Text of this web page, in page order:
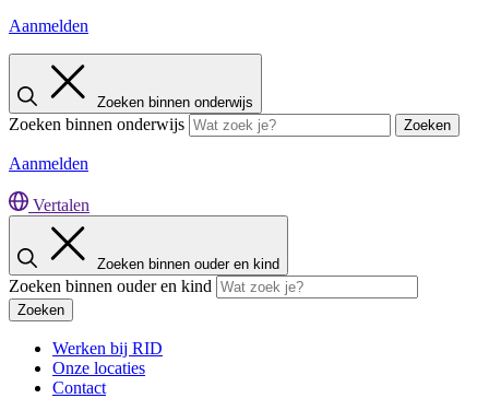
Aanmelden
Zoeken binnen onderwijs
Zoeken binnen onderwijs Zoeken
Aanmelden
Vertalen
Zoeken binnen ouder en kind
Zoeken binnen ouder en kind
Zoeken
Werken bij RID
Onze locaties
Contact